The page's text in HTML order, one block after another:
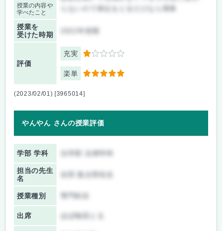
授業の内容や
学べたこと
授業を
受けた時期
評価
充実 1
楽単 5
(2023/02/01) [3965014]
やんやん さんの授業評価
学部 学科
担当の先生
名
授業種別
出席 ほぼ毎回とる